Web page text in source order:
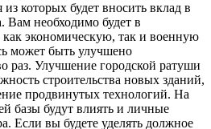
которых будет вносить вклад в
Вам необходимо будет в
как экономическую, так и военную
может быть улучшено
раз. Улучшение городской ратуши
строительства новых зданий,
продвинутых технологий. На
базы будут влиять и личные
Если вы будете уделять должное